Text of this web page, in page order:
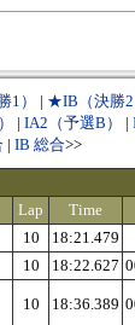
1） | ★IB（決勝2
| IA2（予選B） |
| IB 総合>>
Lap Time
10 18:21.479
10 18:22.627
10 18:36.389